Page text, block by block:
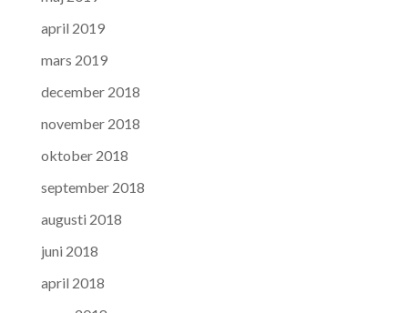
april 2019
mars 2019
december 2018
november 2018
oktober 2018
september 2018
augusti 2018
juni 2018
april 2018